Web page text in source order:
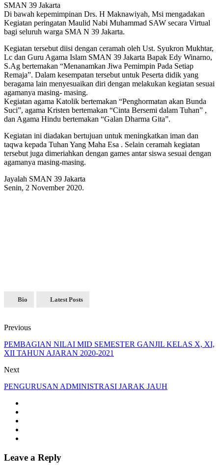
SMAN 39 Jakarta
Di bawah kepemimpinan Drs. H Maknawiyah, Msi mengadakan
Kegiatan peringatan Maulid Nabi Muhammad SAW secara Virtual
bagi seluruh warga SMA N 39 Jakarta.
Kegiatan tersebut diisi dengan ceramah oleh Ust. Syukron Mukhtar,
Lc dan Guru Agama Islam SMAN 39 Jakarta Bapak Edy Winarno,
S.Ag bertemakan “Menanamkan Jiwa Pemimpin Pada Setiap
Remaja”. Dalam kesempatan tersebut untuk Peserta didik yang
beragama lain menyesuaikan diri dengan melakukan kegiatan sesuai
agamanya masing- masing.
Kegiatan agama Katolik bertemakan “Penghormatan akan Bunda
Suci”, agama Kristen bertemakan “Cinta Bersemi dalam Tuhan” ,
dan Agama Hindu bertemakan “Galan Dharma Gita”.
Kegiatan ini diadakan bertujuan untuk meningkatkan iman dan
taqwa kepada Tuhan Yang Maha Esa . Selain ceramah kegiatan
tersebut juga dimeriahkan dengan games antar siswa sesuai dengan
agamanya masing-masing.
Jayalah SMAN 39 Jakarta
Senin, 2 November 2020.
Bio Latest Posts
Previous
PEMBAGIAN NILAI MID SEMESTER GANJIL KELAS X, XI,
XII TAHUN AJARAN 2020-2021
Next
PENGURUSAN ADMINISTRASI JARAK JAUH
Leave a Reply